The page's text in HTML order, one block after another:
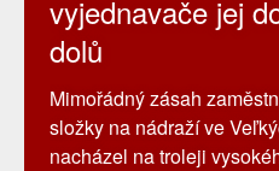
vyjednavače jej
dolů
Mimořádný zásah
složky na nádraží ve
nacházel na troleji